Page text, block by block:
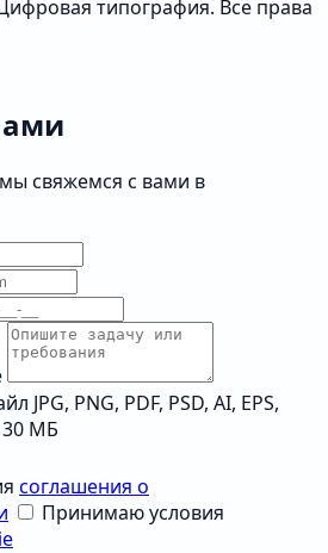
типография. Все права
свяжемся с вами в
JPG, PNG, PDF, PSD, AI, EPS,
30 МБ
соглашения о
Принимаю условия